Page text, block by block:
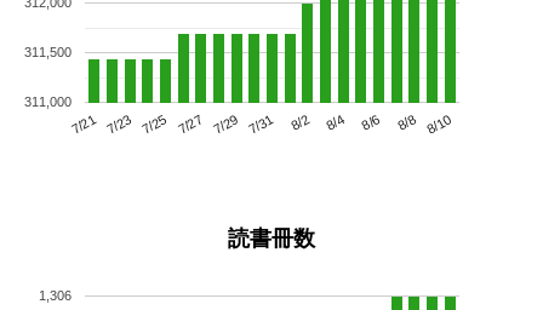
7/21 7/23 7/25 7/27 7/29 7/31 8/2 8/4 8/6 8/8 8/10
311,000
311,500
読書冊数
1,306